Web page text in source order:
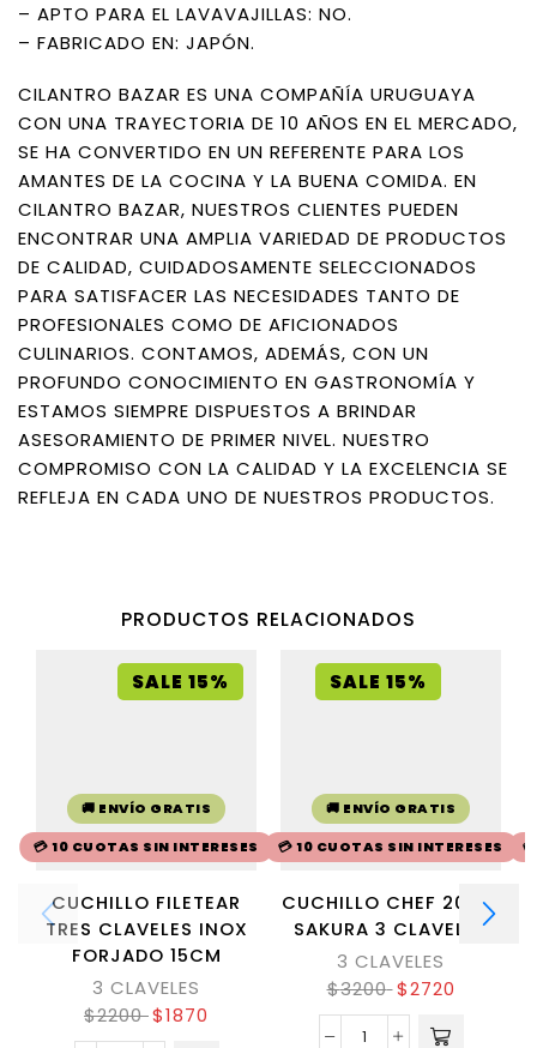
– APTO PARA EL LAVAVAJILLAS: NO.
– FABRICADO EN: JAPÓN.
CILANTRO BAZAR ES UNA COMPAÑÍA URUGUAYA
CON UNA TRAYECTORIA DE 10 AÑOS EN EL MERCADO,
SE HA CONVERTIDO EN UN REFERENTE PARA LOS
AMANTES DE LA COCINA Y LA BUENA COMIDA. EN
CILANTRO BAZAR, NUESTROS CLIENTES PUEDEN
ENCONTRAR UNA AMPLIA VARIEDAD DE PRODUCTOS
DE CALIDAD, CUIDADOSAMENTE SELECCIONADOS
PARA SATISFACER LAS NECESIDADES TANTO DE
PROFESIONALES COMO DE AFICIONADOS
CULINARIOS. CONTAMOS, ADEMÁS, CON UN
PROFUNDO CONOCIMIENTO EN GASTRONOMÍA Y
ESTAMOS SIEMPRE DISPUESTOS A BRINDAR
ASESORAMIENTO DE PRIMER NIVEL. NUESTRO
COMPROMISO CON LA CALIDAD Y LA EXCELENCIA SE
REFLEJA EN CADA UNO DE NUESTROS PRODUCTOS.
PRODUCTOS RELACIONADOS
SALE 15%
🚚 ENVÍO GRATIS
💳 10 CUOTAS SIN INTERESES
CUCHILLO FILETEAR
TRES CLAVELES INOX
FORJADO 15CM
3 CLAVELES
$2200 $1870
SALE 15%
🚚 ENVÍO GRATIS
💳 10 CUOTAS SIN INTERESES
CUCHILLO CHEF 20CM
SAKURA 3 CLAVELES
3 CLAVELES
$3200 $2720